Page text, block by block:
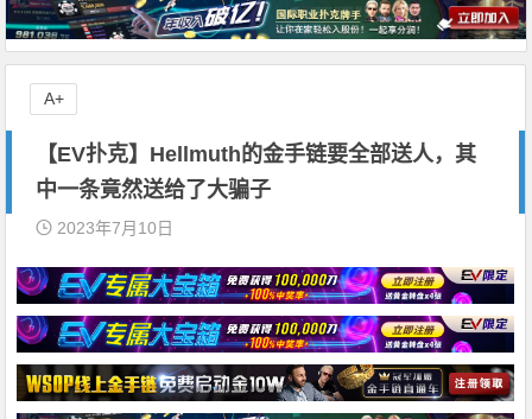
【EV扑克】Hellmuth的金手链要全部送人，其
中一条竟然送给了大骗子
2023年7月10日
A+